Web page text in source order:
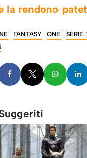
la rendono
FANTASY ONE
SERIE